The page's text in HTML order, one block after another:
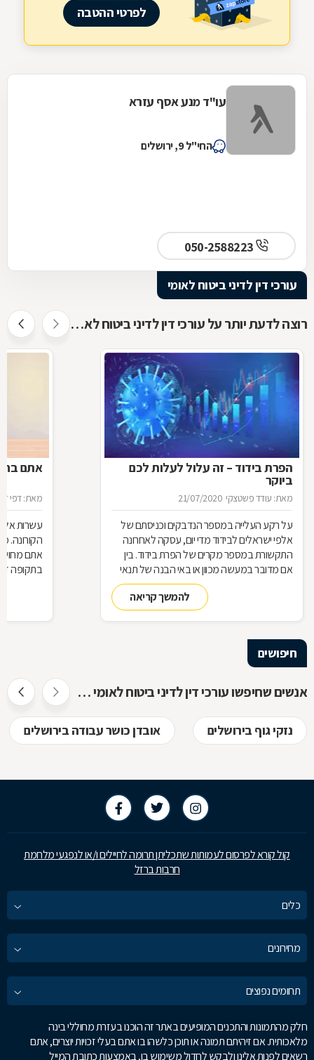
לפרטי ההטבה
עו"ד מנע אסף עזרא
החי"ל 9, ירושלים
עורכי דין לדיני ביטוח לאומי
רוצה לדעת יותר על עורכי דין לדיני ביטוח לאומי ?
הפרת בידוד – זה עלול לעלות לכם
ביוקר
מאת: עודד פשטצקי 21/07/2020
על רקע העלייה במספר הנדבקים וכניסתם של
אלפי ישראלים לבידוד מדי יום, עסקה לאחרונה
התקשורת במספר מקרים של הפרת בידוד. בין
אם מדובר במעשה מכוון או באי הבנה של תנאי
הבידוד, להפרת הבידוד ישנן השלכות אותן חשוב
להמשך קריאה
אתם
מאת: דפי
עשרות
הקורונה.
אתם
בתקופה
חיפושים
אנשים שחיפשו עורכי דין לדיני ביטוח לאומי חיפשו גם
נזקי גוף בירושלים אובדן כושר עבודה בירושלים
קול קורא לפרסום לעמותות שתכליתן תרומה לחיילים ו/או לנפגעי מלחמת
חרבות ברזל
כלים
מחירונים
תחומים נפוצים
חלק מהתמונות והתכנים המופיעים באתר זה הוכנו בעזרת מחוללי בינה
מלאכותית. אם זיהיתם תמונה או תוכן כלשהו בו אתם בעלי זכויות יוצרים, אתם
רשאים לפנות אלינו ולבקש לחדול משימוש בו, באמצעות כתובת המייל